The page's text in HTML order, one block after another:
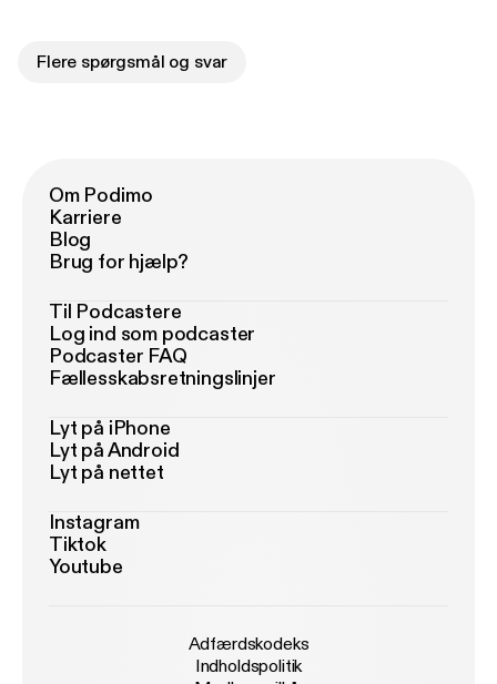
Flere spørgsmål og svar
Om Podimo
Karriere
Blog
Brug for hjælp?
Til Podcastere
Log ind som podcaster
Podcaster FAQ
Fællesskabsretningslinjer
Lyt på iPhone
Lyt på Android
Lyt på nettet
Instagram
Tiktok
Youtube
Adfærdskodeks
Indholdspolitik